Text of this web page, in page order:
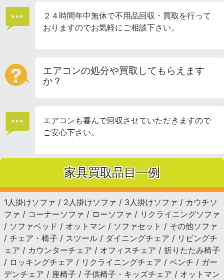
２４時間年中無休で不用品回収・買取を行って
おりますのでお気軽にご相談下さい。
エアコンの処分や買取してもらえます
か？
エアコンも喜んで回収させていただきますので
ご安心下さい。
家具買取品目一例
1人掛けソファ / 2人掛けソファ / 3人掛けソファ / カウチソ
ファ / コーナーソファ / ローソファ / リクライニングソファ
/ ソファベッド / オットマン / ソファセット / その他ソファ
/ チェア・椅子 / スツール / ダイニングチェア / リビングチ
ェア / カウンターチェア / オフィスチェア / 折りたたみ椅子
/ ロッキングチェア / リクライニングチェア / ベンチ / ガー
デンチェア / 座椅子 / 子供椅子・キッズチェア / オットマン